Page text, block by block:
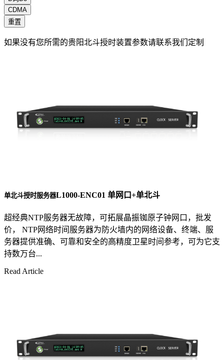
CDMA
重置
如果没有您所需的贵阳北斗授时装置参数请联系我们定制
单北斗授时服务器L1000-ENC01 单网口+单北斗
超经典NTP服务器无故障，可拓展晶振铷原子钟网口，批发
价， NTP网络时间服务器为防火墙内的网络设备、终端、服
务器提供准确、可靠和安全的高精度卫星时间参考，可为它支
持数万台...
Read Article